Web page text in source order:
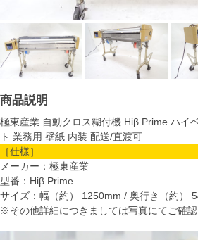
商品説明
極東産業 自動クロス糊付機 Hiβ Prime ハイ
ト 業務用 壁紙 内装 配送/直渡可
［仕様］
メーカー：極東産業
型番：Hiβ Prime
サイズ：幅（約） 1250mm / 奥行き（約）
※その他詳細につきましては写真にてご確認